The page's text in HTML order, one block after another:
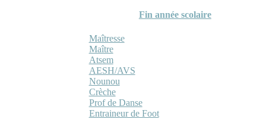
Fin année scolaire
Maîtresse
Maître
Atsem
AESH/AVS
Nounou
Crèche
Prof de Danse
Entraineur de Foot